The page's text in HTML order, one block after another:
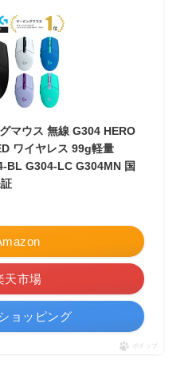
マウス 無線 G304 HERO
ワイヤレス 99g軽量
BL G304-LC G304MN 国
天市場
ョッピング
ポチップ